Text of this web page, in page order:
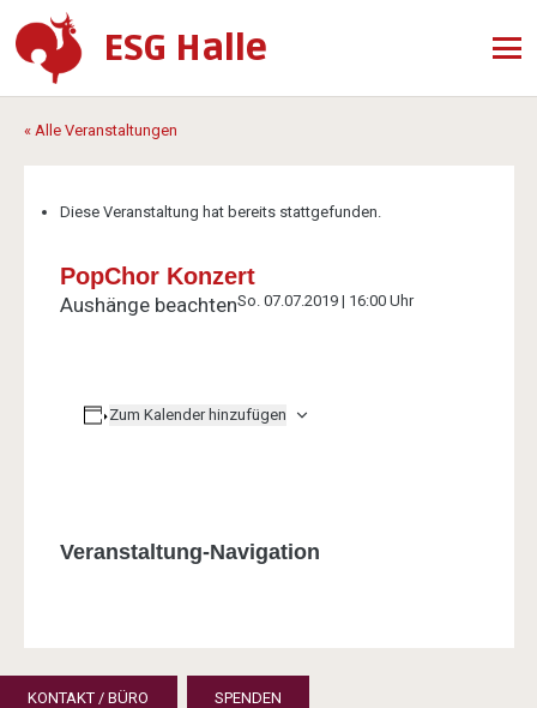
ESG Halle
« Alle Veranstaltungen
Diese Veranstaltung hat bereits stattgefunden.
PopChor Konzert
Aushänge beachtenSo. 07.07.2019 | 16:00 Uhr
Zum Kalender hinzufügen
Veranstaltung-Navigation
KONTAKT / BÜRO SPENDEN